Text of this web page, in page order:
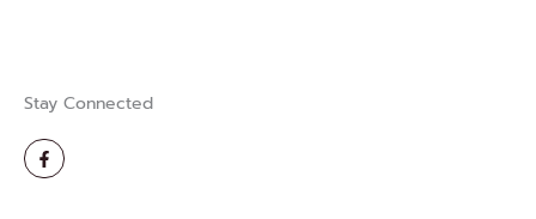
Stay Connected
F
a
c